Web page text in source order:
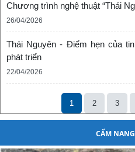
Chương trình nghệ thuật “Thái
26/04/2026
Thái Nguyên - Điểm hẹn của
phát triển
22/04/2026
1 2 3
CẨM
'Cẩm nang du lịch': Mù Cang Chải-
và văn hóa
(25/08/2024)